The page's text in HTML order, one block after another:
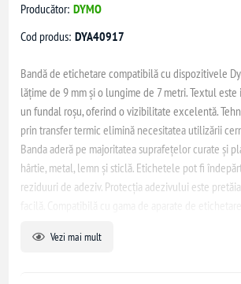
Producător: DYMO
Cod produs: DYA40917
Bandă de etichetare compatibilă cu dispozitivele
lățime de 9 mm și o lungime de 7 metri. Textul
un fundal roșu, oferind o vizibilitate excelentă.
prin transfer termic elimină necesitatea utilizării
Banda aderă pe majoritatea suprafețelor curate și
hârtie, metal, lemn și sticlă. Etichetele pot fi
reziduuri de adeziv. Protecția adezivului este
Vezi mai mult